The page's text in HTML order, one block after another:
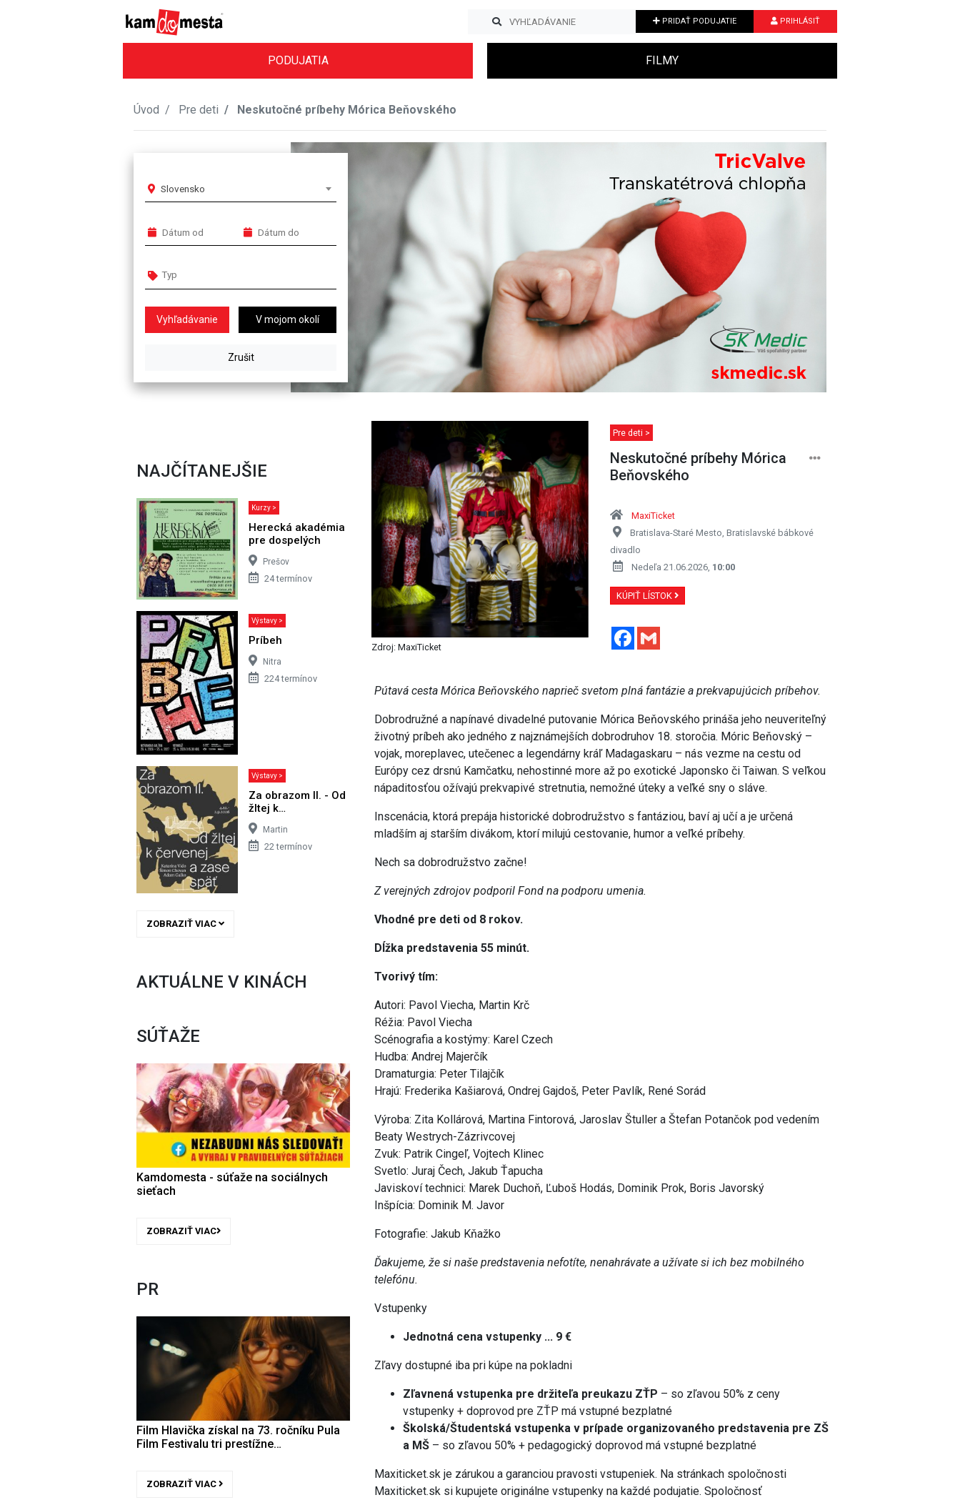
PRIDAŤ PODUJATIE PRIHLÁSIŤ
PODUJATIA FILMY
Úvod Pre deti Neskutočné príbehy Mórica Beňovského
Slovensko
V mojom okolí
NAJČÍTANEJŠIE
Kurzy >
Herecká akadémia
pre dospelých
Prešov
24 termínov
Výstavy >
Príbeh
Nitra
224 termínov
Výstavy >
Za obrazom II. - Od
žltej k…
Martin
22 termínov
ZOBRAZIŤ VIAC
AKTUÁLNE V KINÁCH
SÚŤAŽE
Kamdomesta - súťaže na sociálnych
sieťach
ZOBRAZIŤ VIAC
PR
Film Hlavička získal na 73. ročníku Pula
Film Festivalu tri prestížne…
ZOBRAZIŤ VIAC
Zdroj: MaxiTicket
Pre deti >
Neskutočné príbehy Mórica
Beňovského
MaxiTicket
Bratislava-Staré Mesto, Bratislavské bábkové
divadlo
Nedeľa 21.06.2026, 10:00
KÚPIŤ LÍSTOK
Facebook
Pútavá cesta Mórica Beňovského naprieč svetom plná fantázie a prekvapujúcich príbehov.
Dobrodružné a napínavé divadelné putovanie Mórica Beňovského prináša jeho neuveriteľný
životný príbeh ako jedného z najznámejších dobrodruhov 18. storočia. Móric Beňovský –
vojak, moreplavec, utečenec a legendárny kráľ Madagaskaru – nás vezme na cestu od
Európy cez drsnú Kamčatku, nehostinné more až po exotické Japonsko či Taiwan. S veľkou
nápaditosťou ožívajú prekvapivé stretnutia, nemožné úteky a veľké sny o sláve.
Inscenácia, ktorá prepája historické dobrodružstvo s fantáziou, baví aj učí a je určená
mladším aj starším divákom, ktorí milujú cestovanie, humor a veľké príbehy.
Nech sa dobrodružstvo začne!
Z verejných zdrojov podporil Fond na podporu umenia.
Vhodné pre deti od 8 rokov.
Dĺžka predstavenia 55 minút.
Tvorivý tím:
Autori: Pavol Viecha, Martin Krč
Réžia: Pavol Viecha
Scénografia a kostýmy: Karel Czech
Hudba: Andrej Majerčík
Dramaturgia: Peter Tilajčík
Hrajú: Frederika Kašiarová, Ondrej Gajdoš, Peter Pavlík, René Sorád
Výroba: Zita Kollárová, Martina Fintorová, Jaroslav Štuller a Štefan Potančok pod vedením
Beaty Westrych-Zázrivcovej
Zvuk: Patrik Cingeľ, Vojtech Klinec
Svetlo: Juraj Čech, Jakub Ťapucha
Javiskoví technici: Marek Duchoň, Ľuboš Hodás, Dominik Prok, Boris Javorský
Inšpícia: Dominik M. Javor
Fotografie: Jakub Kňažko
Ďakujeme, že si naše predstavenia nefotíte, nenahrávate a užívate si ich bez mobilného
telefónu.
Vstupenky
Jednotná cena vstupenky ... 9 €
Zľavy dostupné iba pri kúpe na pokladni
Zľavnená vstupenka pre držiteľa preukazu ZŤP – so zľavou 50% z ceny
vstupenky + doprovod pre ZŤP má vstupné bezplatné
Školská/Študentská vstupenka v prípade organizovaného predstavenia pre ZŠ
a MŠ – so zľavou 50% + pedagogický doprovod má vstupné bezplatné
Maxiticket.sk je zárukou a garanciou pravosti vstupeniek. Na stránkach spoločnosti
Maxiticket.sk si kupujete originálne vstupenky na každé podujatie. Spoločnosť